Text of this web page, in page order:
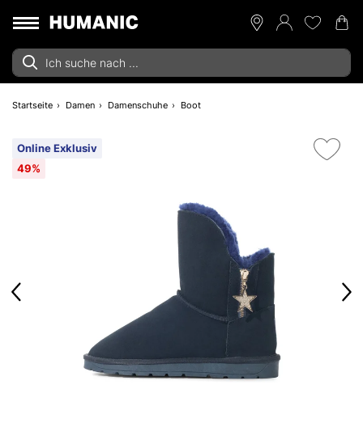
Startseite Damen Damenschuhe Boot
Online Exklusiv
49%